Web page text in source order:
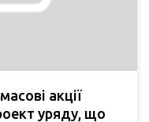
акції
уряду, що